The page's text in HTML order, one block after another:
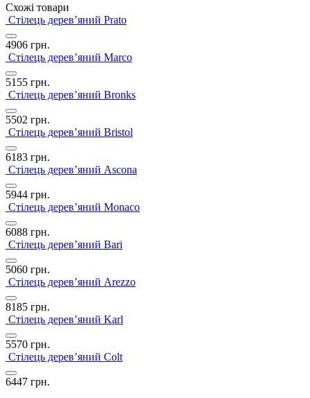
Схожі товари
Стілець дерев’яний Prato
4906 грн.
Стілець дерев’яний Marco
5155 грн.
Стілець дерев’яний Bronks
5502 грн.
Стілець дерев’яний Bristol
6183 грн.
Стілець дерев’яний Ascona
5944 грн.
Стілець дерев’яний Monaco
6088 грн.
Стілець дерев’яний Bari
5060 грн.
Стілець дерев’яний Arezzo
8185 грн.
Стілець дерев’яний Karl
5570 грн.
Стілець дерев’яний Colt
6447 грн.